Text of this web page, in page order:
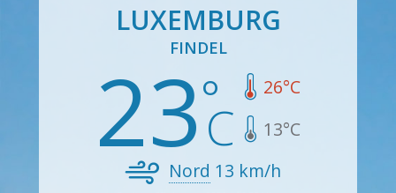
LUXEMBURG
FINDEL
23 26°C
13°C
Nord 13 km/h